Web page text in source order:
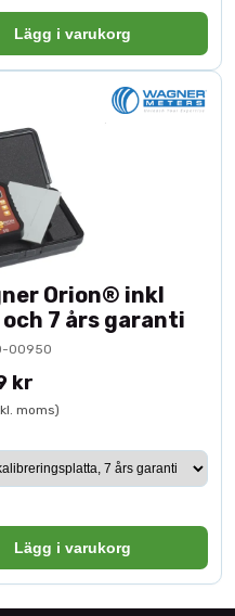
Lägg i varukorg
Orion® inkl
7 års garanti
00950
kr
moms)
Lägg i varukorg